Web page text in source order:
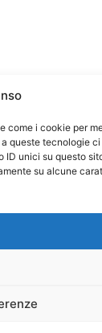
come i cookie per
queste tecnologie
ID unici su questo
su alcune